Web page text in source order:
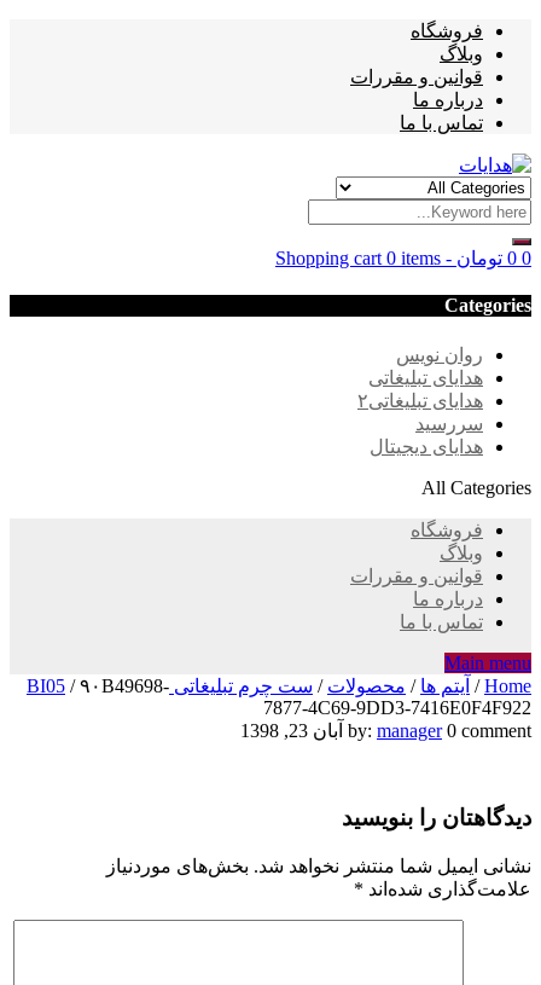
فروشگاه
وبلاگ
قوانین و مقررات
درباره ما
تماس با ما
Shopping cart 0 items - 0 تومان 0
Categories
روان نویس
هدایای تبلیغاتی
هدایای تبلیغاتی۲
سررسید
هدایای دیجیتال
All Categories
فروشگاه
وبلاگ
قوانین و مقررات
درباره ما
تماس با ما
Main menu
Home
/ آیتم ها / محصولات / ست چرم تبلیغاتی BI05 / ۹۰B49698-
7877-4C69-9DD3-7416E0F4F922
۹۰B49698-
4C69-
9DD3-
7416E0F4F922
by: manager 0 comment آبان 23, 1398
دیدگاهتان را بنویسید
نشانی ایمیل شما منتشر نخواهد شد. بخش‌های موردنیاز
علامت‌گذاری شده‌اند *